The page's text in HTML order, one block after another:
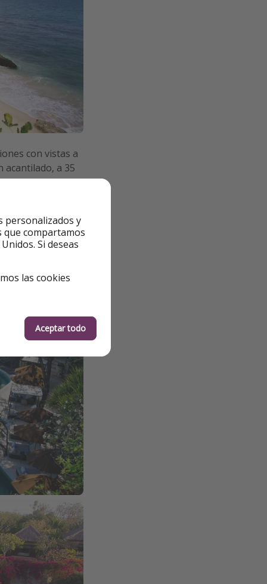
con vistas a
acantilado, a 35
. El personal
personalizados y
que compartamos
Si deseas
las cookies
Aceptar todo